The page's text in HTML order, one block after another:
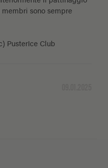
sono sempre
PusterIce Club